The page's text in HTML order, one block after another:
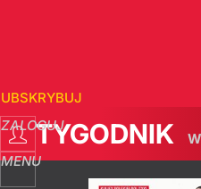
ZALOGUJ
MENU
TYGODNIK